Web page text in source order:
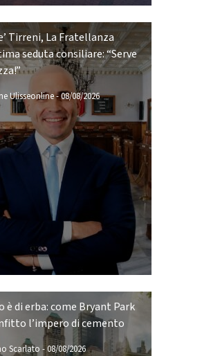
Tirreni, La Fratellanza
seduta consiliare: “Serve
Ulisseonline-08/08/2026
di erba: come Bryant Park
l’impero di cemento
Scarlato -08/08/2026